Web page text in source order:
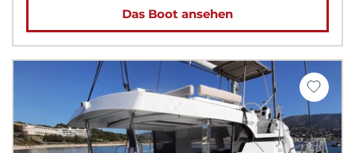
Das Boot ansehen